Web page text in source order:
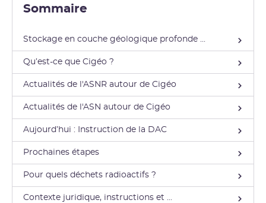
avant la décision du gouvernement d’accorder ou non
d’État.
Sommaire
Stockage en couche géologique profonde ...
Qu’est-ce que Cigéo ?
Actualités de l'ASNR autour de Cigéo
Actualités de l'ASN autour de Cigéo
Aujourd’hui : Instruction de la DAC
Prochaines étapes
Pour quels déchets radioactifs ?
Contexte juridique, instructions et ...